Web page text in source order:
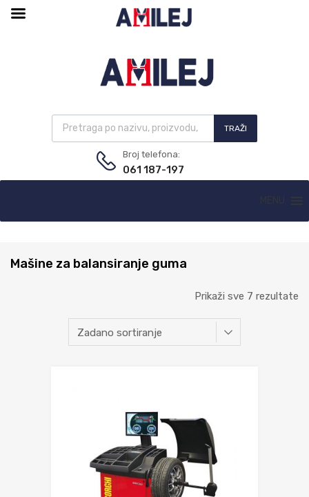
TRAŽI
Broj telefona:
061 187-197
Mašine za balansiranje guma
Prikaži sve 7 rezultate